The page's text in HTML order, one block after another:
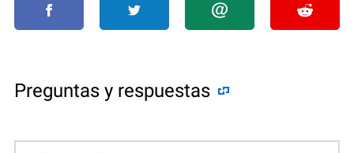
Preguntas y respuestas